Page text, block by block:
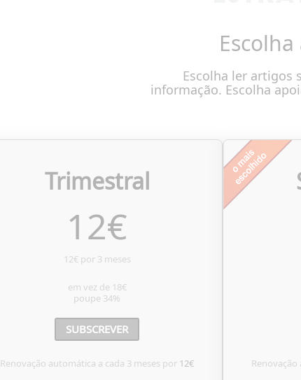
Escolha ler artigos
informação. Escolha
Trimestral
12€
12€ por 3 meses
em vez de 18€
poupe 34%
SUBSCREVER
Renovação automática a cada 3 meses por 12€